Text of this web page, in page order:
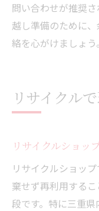
問い合わせが推奨
越し準備のために
絡を心がけましょう。
リサイクル
リサイクルショッ
リサイクルショッ
棄せず再利用する
段です。特に三重